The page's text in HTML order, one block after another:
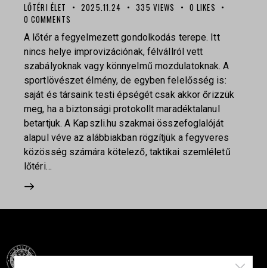
LŐTÉRI ÉLET 2025.11.24 335 VIEWS 0 LIKES
0 COMMENTS
A lőtér a fegyelmezett gondolkodás terepe. Itt
nincs helye improvizációnak, félvállról vett
szabályoknak vagy könnyelmű mozdulatoknak. A
sportlövészet élmény, de egyben felelősség is:
saját és társaink testi épségét csak akkor őrizzük
meg, ha a biztonsági protokollt maradéktalanul
betartjuk. A Kapszli.hu szakmai összefoglalóját
alapul véve az alábbiakban rögzítjük a fegyveres
közösség számára kötelező, taktikai szemléletű
lőtéri…